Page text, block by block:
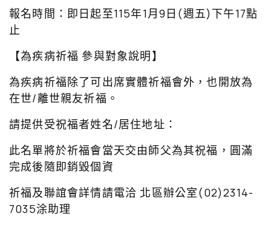
報名時間：即日起至115年1月9日(週五)下午17點
止
【為疾病祈福 參與對象說明】
為疾病祈福除了可出席實體祈福會外，也開放為
在世/離世親友祈福。
請提供受祝福者姓名/居住地址：
此名單將於祈福會當天交由師父為其祝福，圓滿
完成後隨即銷毀個資
祈福及聯誼會詳情請電洽 北區辦公室(02)2314-
7035涂助理